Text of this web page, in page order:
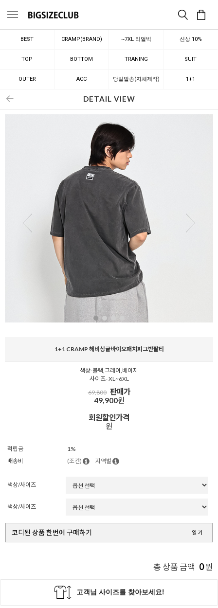
메뉴
BEST CRAMP(BRAND) ~7XL 리얼빅 신상 10%
TOP BOTTOM TRANING SUIT
OUTER ACC 당일발송(자체제작) 1+1
DETAIL VIEW
1+1 CRAMP 헤비싱글바이오패치피그반팔티
색상-블랙,그레이,베이지
사이즈- XL~6XL
69,800 판매가
49,900원
회원할인가격
원
적립금
1%
배송비
(조건) 지역별
색상/사이즈
색상/사이즈
코디된 상품 한번에 구매하기 열기
총 상품 금액 0원